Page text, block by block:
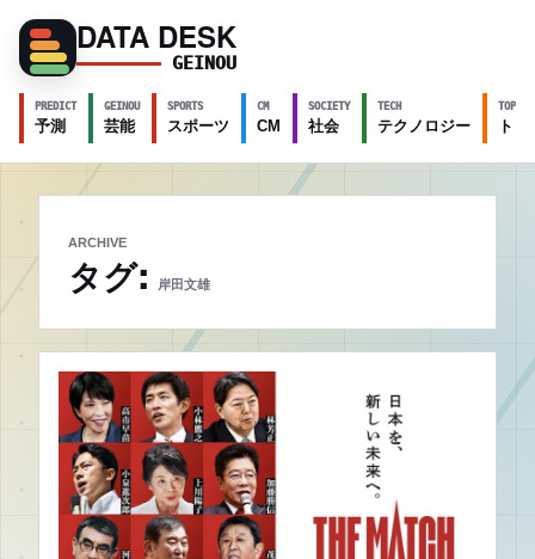
DATA DESK
GEINOU
PREDICT
予測
GEINOU
芸能
SPORTS
スポーツ
CM
CM
SOCIETY
社会
TECH
テクノロジー
TOPICS
ト
ARCHIVE
タグ: 岸田文雄